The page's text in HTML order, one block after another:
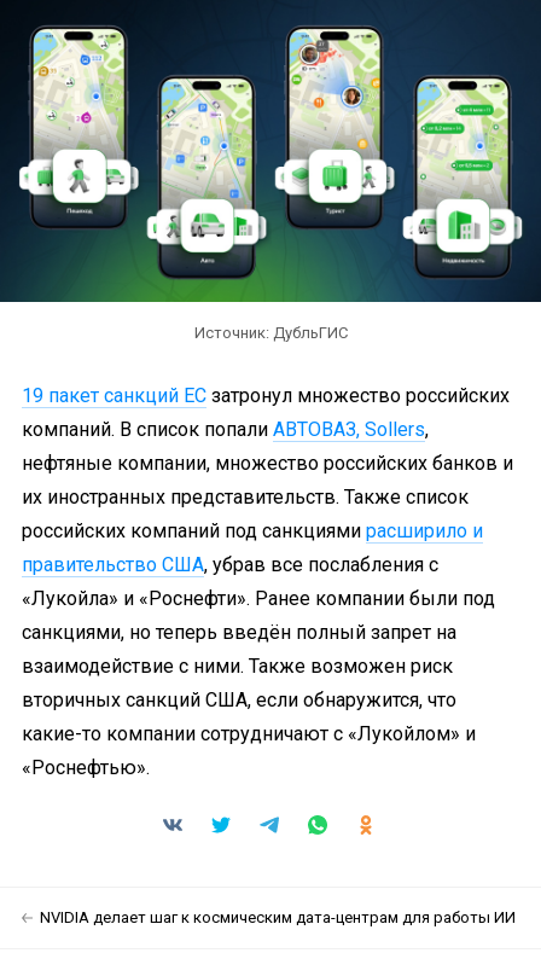
Источник: ДубльГИС
19 пакет санкций ЕС затронул множество российских
компаний. В список попали АВТОВАЗ, Sollers,
нефтяные компании, множество российских банков и
их иностранных представительств. Также список
российских компаний под санкциями расширило и
правительство США, убрав все послабления с
«Лукойла» и «Роснефти». Ранее компании были под
санкциями, но теперь введён полный запрет на
взаимодействие с ними. Также возможен риск
вторичных санкций США, если обнаружится, что
какие-то компании сотрудничают с «Лукойлом» и
«Роснефтью».
NVIDIA делает шаг к космическим дата-центрам для работы ИИ